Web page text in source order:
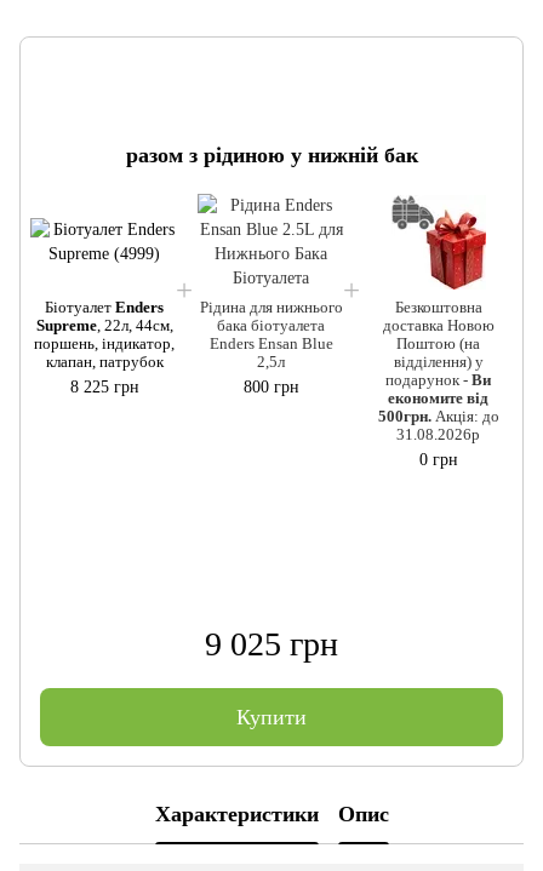
разом з рідиною у нижній бак
Біотуалет Enders
Supreme, 22л, 44см,
поршень, індикатор,
клапан, патрубок
8 225 грн
Рідина для нижнього
бака біотуалета
Enders Ensan Blue
2,5л
800 грн
Безкоштовна
доставка Новою
Поштою (на
відділення) у
подарунок -Ви
економите від
500грн.Акція: до
31.08.2026р
0 грн
9 025 грн
Купити
Характеристики Опис